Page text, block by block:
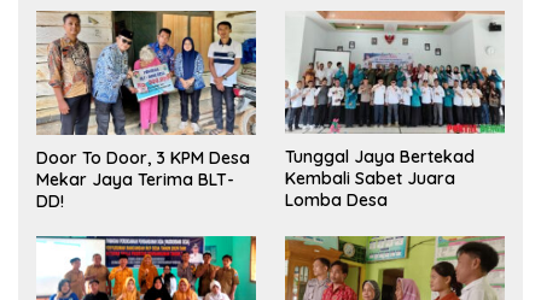
Door To Door, 3 KPM Desa
Mekar Jaya Terima BLT-
DD!
Tunggal Jaya Bertekad
Kembali Sabet Juara
Lomba Desa